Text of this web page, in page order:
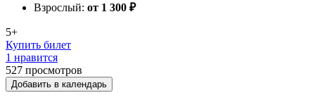
Взрослый: от 1 300 ₽
5+
Купить билет
1 нравится
527 просмотров
Добавить в календарь